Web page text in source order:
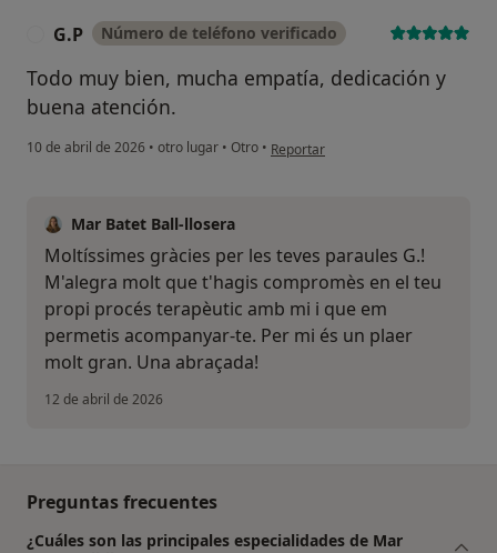
G.P Número de teléfono verificado
Todo muy bien, mucha empatía, dedicación y
buena atención.
10 de abril de 2026 • otro lugar • Otro • en opinión del usuario G.P
Reportar
Mar Batet Ball-llosera
Moltíssimes gràcies per les teves paraules G.!
M'alegra molt que t'hagis compromès en el teu
propi procés terapèutic amb mi i que em
permetis acompanyar-te. Per mi és un plaer
molt gran. Una abraçada!
12 de abril de 2026
Preguntas frecuentes
¿Cuáles son las principales especialidades de Mar